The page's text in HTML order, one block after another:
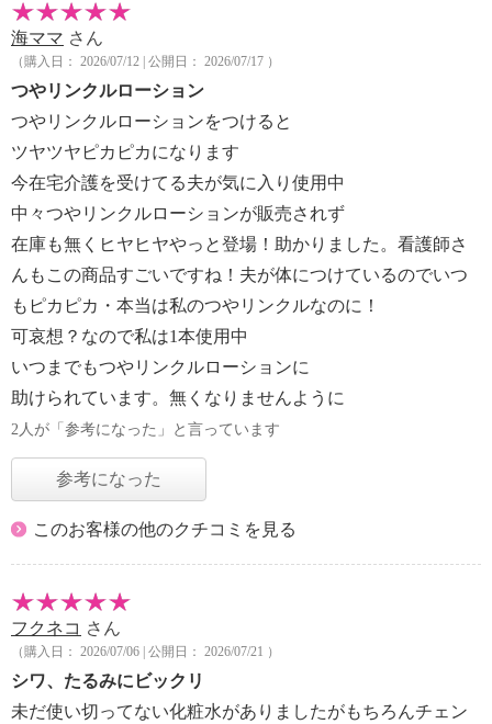
海ママ さん
（購入日： 2026/07/12 | 公開日： 2026/07/17 ）
つやリンクルローション
つやリンクルローションをつけると
ツヤツヤピカピカになります
今在宅介護を受けてる夫が気に入り使用中
中々つやリンクルローションが販売されず
在庫も無くヒヤヒヤやっと登場！助かりました。看護師さ
んもこの商品すごいですね！夫が体につけているのでいつ
もピカピカ・本当は私のつやリンクルなのに！
可哀想？なので私は1本使用中
いつまでもつやリンクルローションに
助けられています。無くなりませんように
2人が「参考になった」と言っています
参考になった
このお客様の他のクチコミを見る
フクネコ さん
（購入日： 2026/07/06 | 公開日： 2026/07/21 ）
シワ、たるみにビックリ
未だ使い切ってない化粧水がありましたがもちろんチェン